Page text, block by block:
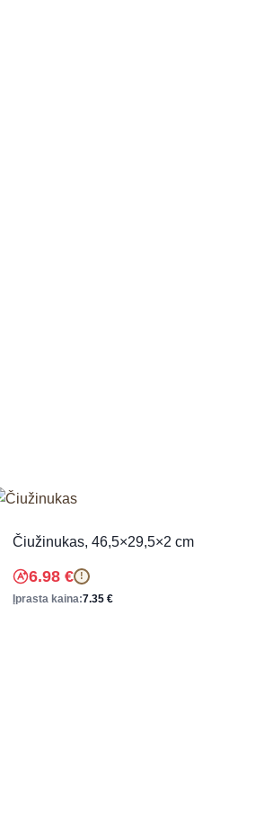
Čiužinukas, 46,5×29,5×2 cm
6.98 € !
Įprasta kaina:7.35 €